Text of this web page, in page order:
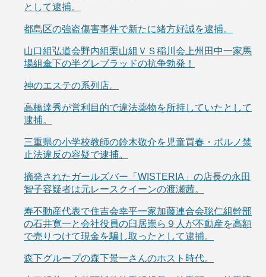
として逮捕。
都島区の強盗傷害事件で新たに緒方好誠を逮捕。
山口組弘道会野内組栗山組ＶＳ稲川会上州田中一家馬
場組傘下の半グレブラッドの抗争勃発！
神のエステの系列店。
高橋達秀が営利目的で違法薬物を所持していたとして
逮捕。
三重県の小学校教師の鈴木敬介を児童買春・ポルノ禁
止法違反の容疑で逮捕。
摘発されたガールズバー「WISTERIA」の店長の永田
智子容疑者は元レースクイーンの渡瀬茜。
寿不動産代表で住吉会幸平一家加藤連合会聡仁組幹部
の石井寛一と会社役員の臼居崇ら９人が不動産を高額
で売りつけて現金を騙し取ったとして逮捕。
森下グループの森下景一さんのホスト時代。